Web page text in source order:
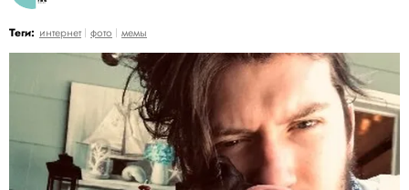
Теги: интернет фото мемы